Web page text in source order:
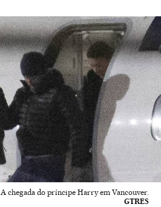
A chegada do príncipe Harry em Vancouver.
GTRES